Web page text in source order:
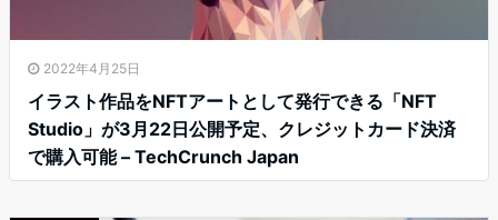
2022年4月25日
イラスト作品をNFTアートとして発行できる「NFT
Studio」が3月22日公開予定、クレジットカード決済
で購入可能 – TechCrunch Japan